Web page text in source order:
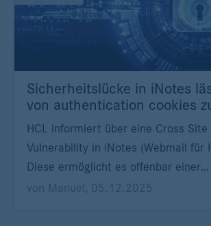
Sicherheitslücke in iNotes
von authentication cookies
HCL informiert über eine Cross Site
Vulnerability in iNotes (Webmail für
Diese ermöglicht es offenbar einer…
von Manuel , 05.12.2025